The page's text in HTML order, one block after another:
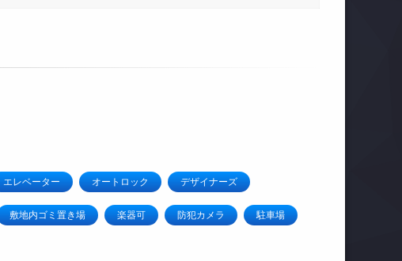
エレベーター オートロック デザイナーズ
敷地内ゴミ置き場 楽器可 防犯カメラ 駐車場